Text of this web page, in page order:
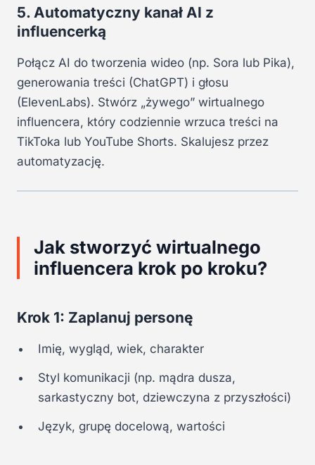
5. Automatyczny kanał AI z
influencerką
Połącz AI do tworzenia wideo (np. Sora lub Pika),
generowania treści (ChatGPT) i głosu
(ElevenLabs). Stwórz „żywego” wirtualnego
influencera, który codziennie wrzuca treści na
TikToka lub YouTube Shorts. Skalujesz przez
automatyzację.
Jak stworzyć wirtualnego
influencera krok po kroku?
Krok 1: Zaplanuj personę
Imię, wygląd, wiek, charakter
Styl komunikacji (np. mądra dusza,
sarkastyczny bot, dziewczyna z przyszłości)
Język, grupę docelową, wartości